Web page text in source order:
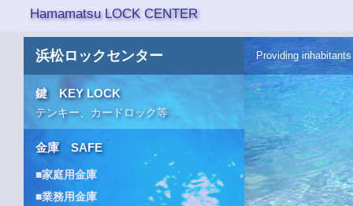
Hamamatsu LOCK CENTER
浜松ロックセンター
鍵 KEY LOCK
テンキー、カードロック等
金庫 SAFE
■家庭用金庫
■業務用金庫
Providing